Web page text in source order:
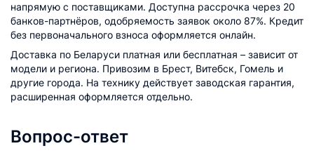
напрямую с поставщиками. Доступна рассрочка через 20
банков-партнёров, одобряемость заявок около 87%. Кредит
без первоначального взноса оформляется онлайн.
Доставка по Беларуси платная или бесплатная – зависит от
модели и региона. Привозим в Брест, Витебск, Гомель и
другие города. На технику действует заводская гарантия,
расширенная оформляется отдельно.
Вопрос-ответ